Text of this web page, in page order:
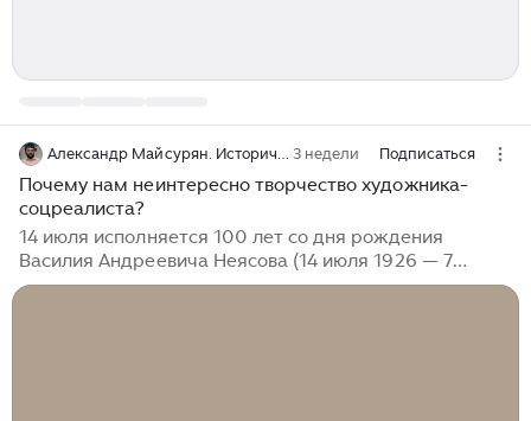
3 недели Подписаться
Почему нам неинтересно творчество художника-
соцреалиста?
14 июля исполняется 100 лет со дня рождения
Василия Андреевича Неясова (14 июля 1926 — 7
октября 1984) — художника-соцреалиста.